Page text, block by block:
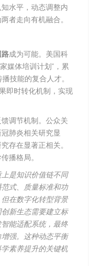
水平，动态调整内
者走向有机融合。
路成为可能。美国科
媒体培训计划”，累
技能的复合人才。
即时转化机制，实现
调节机制。公众关
肺炎相关研究显
存在显著正相关。
播格局。
是知识价值链不同
式、质量标准和功
在数字化转型背景
新生态需要建立标
能适配系统，最终
强。这种动态平衡
素养提升的关键机